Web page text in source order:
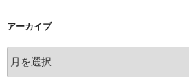
アーカイブ
ー